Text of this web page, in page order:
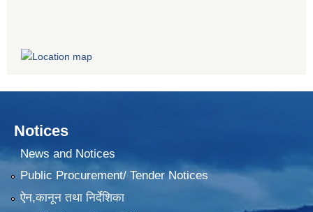
Notices
News and Notices
Public Procurement/ Tender Notices
ऐन,कानून तथा निर्देशिका